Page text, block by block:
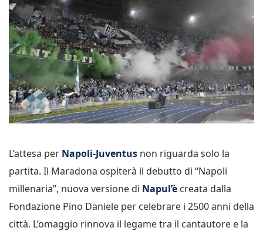
L’attesa per Napoli-Juventus non riguarda solo la
partita. Il Maradona ospiterà il debutto di “Napoli
millenaria”, nuova versione di Napul’è creata dalla
Fondazione Pino Daniele per celebrare i 2500 anni della
città. L’omaggio rinnova il legame tra il cantautore e la